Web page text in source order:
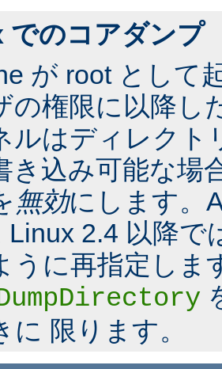
でのコアダンプ
が root として
の権限に以降し
ルはディレクト
き込み可能な場
無効にします。
Linux 2.4 以降で
うに再指定しま
に 限ります。